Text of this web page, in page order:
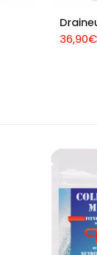
36,90€